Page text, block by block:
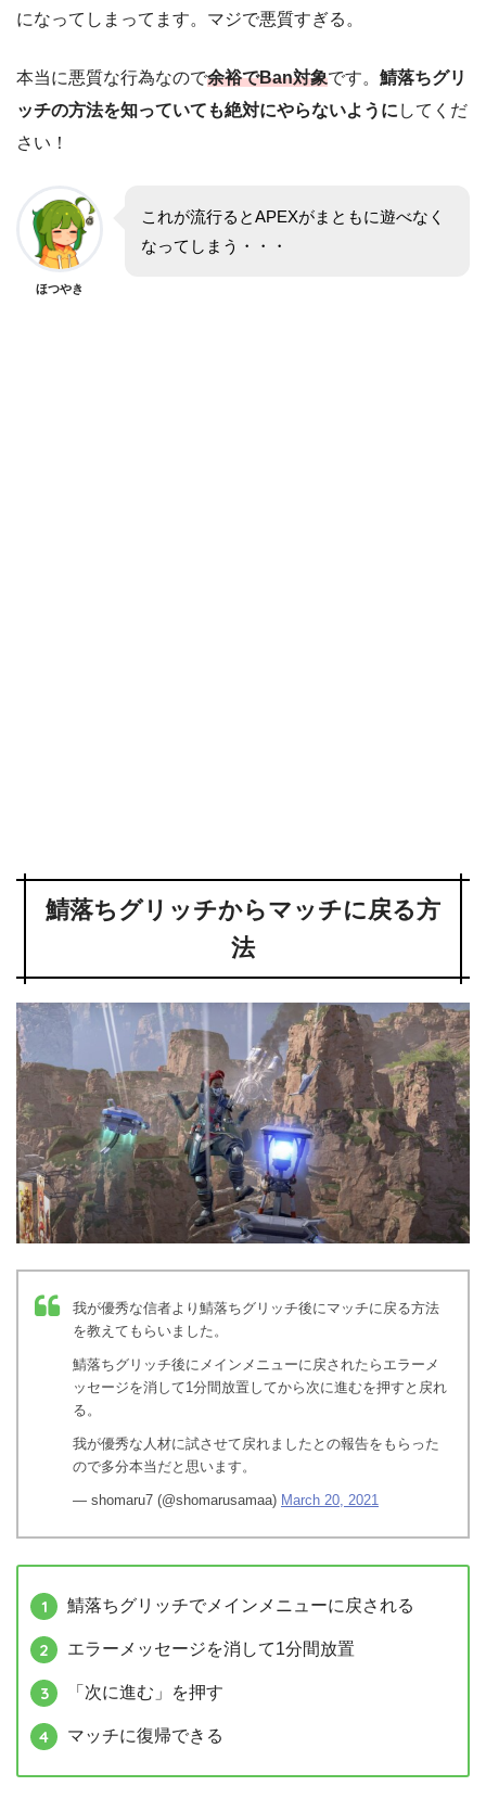
になってしまってます。マジで悪質すぎる。
本当に悪質な行為なので余裕でBan対象です。 鯖落ちグリ
ッチの方法を知っていても絶対にやらないように してくだ
さい！
ほつやき
これが流行るとAPEXがまともに遊べなく
なってしまう・・・
鯖落ちグリッチからマッチに戻る方
法
我が優秀な信者より鯖落ちグリッチ後にマッチに戻る方法
を教えてもらいました。
鯖落ちグリッチ後にメインメニューに戻されたらエラーメ
ッセージを消して1分間放置してから次に進むを押すと戻れ
る。
我が優秀な人材に試させて戻れましたとの報告をもらった
ので多分本当だと思います。
— shomaru7 (@shomarusamaa) March 20, 2021
鯖落ちグリッチでメインメニューに戻される
エラーメッセージを消して1分間放置
「次に進む」を押す
マッチに復帰できる